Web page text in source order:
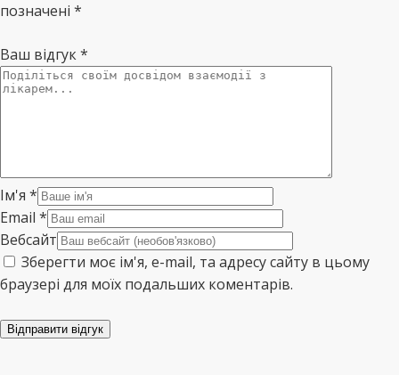
позначені *
Ваш відгук*
Ім'я *
Email *
Вебсайт
Зберегти моє ім'я, e-mail, та адресу сайту в цьому
браузері для моїх подальших коментарів.
Відправити відгук